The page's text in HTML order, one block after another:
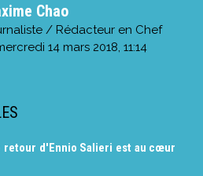
Chao
/ Rédacteur en Chef
14 mars 2018, 11:14
retour d'Ennio Salieri est au cœur